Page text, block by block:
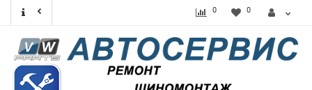
0 0